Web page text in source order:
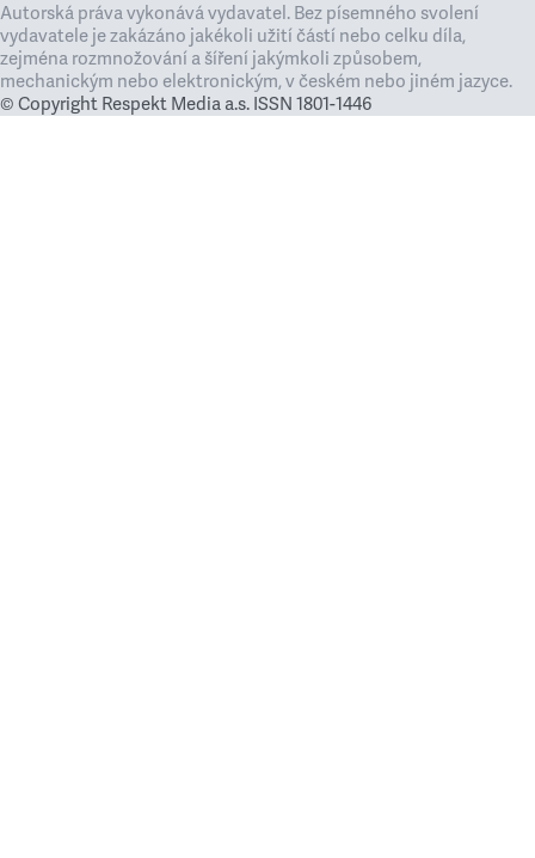
Autorská práva vykonává vydavatel. Bez písemného svolení
vydavatele je zakázáno jakékoli užití částí nebo celku díla,
zejména rozmnožování a šíření jakýmkoli způsobem,
mechanickým nebo elektronickým, v českém nebo jiném jazyce.
© Copyright Respekt Media a.s. ISSN 1801-1446